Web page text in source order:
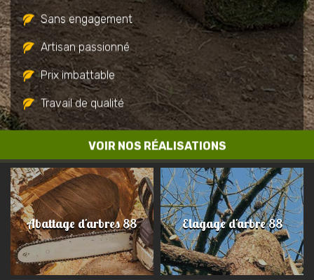
VOIR NOS RÉALISATIONS
Sans engagement
Artisan passionné
Prix imbattable
Travail de qualité
Abattage d'arbres 88 Elagage d'arbre 88